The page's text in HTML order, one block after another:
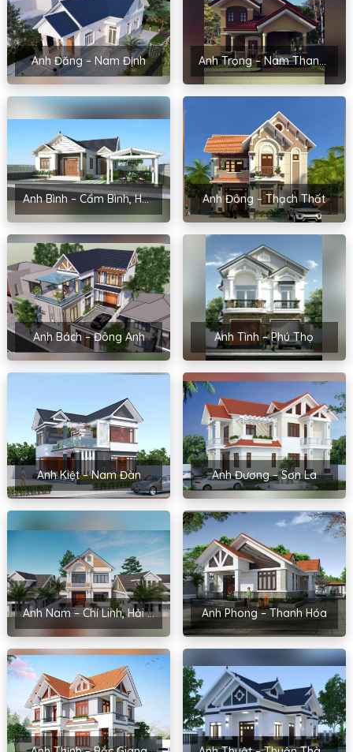
Anh Đăng – Nam Định Anh Trọng – Nam Thanh, Hải Dương
Anh Bình – Cẩm Bình, Hải Dương Anh Đông – Thạch Thất
Anh Bách – Đông Anh Anh Tình – Phú Thọ
Anh Kiệt – Nam Đàn Anh Đương – Sơn La
Anh Nam – Chí Linh, Hải Dương Anh Phong – Thanh Hóa